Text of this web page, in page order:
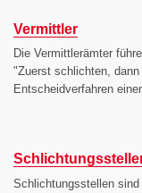
Vermittler
Die Vermittlerämter
"Zuerst schlichten,
Entscheidverfahren
Schlichtungsstellen